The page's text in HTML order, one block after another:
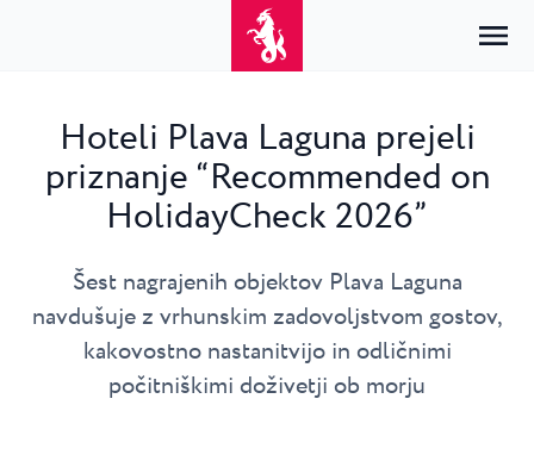
Domov
Namestitev
Po vrsti
Hoteli
Apartmaji
Po destinaciji
Poreč
Umag
Resorti
Park Resort Plava Laguna
Zelena Resort Plava Laguna
Raziščite
Prijava
Deutsch
Hoteli Plava Laguna prejeli
priznanje “Recommended on
HolidayCheck 2026”
Šest nagrajenih objektov Plava Laguna
navdušuje z vrhunskim zadovoljstvom gostov,
kakovostno nastanitvijo in odličnimi
počitniškimi doživetji ob morju